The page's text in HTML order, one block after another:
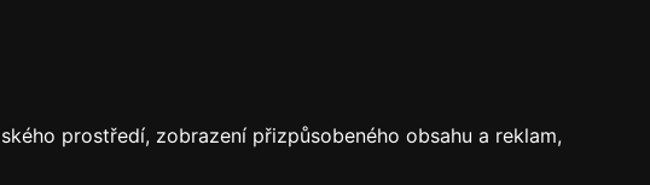
prostředí, zobrazení přizpůsobeného obsahu a reklam,